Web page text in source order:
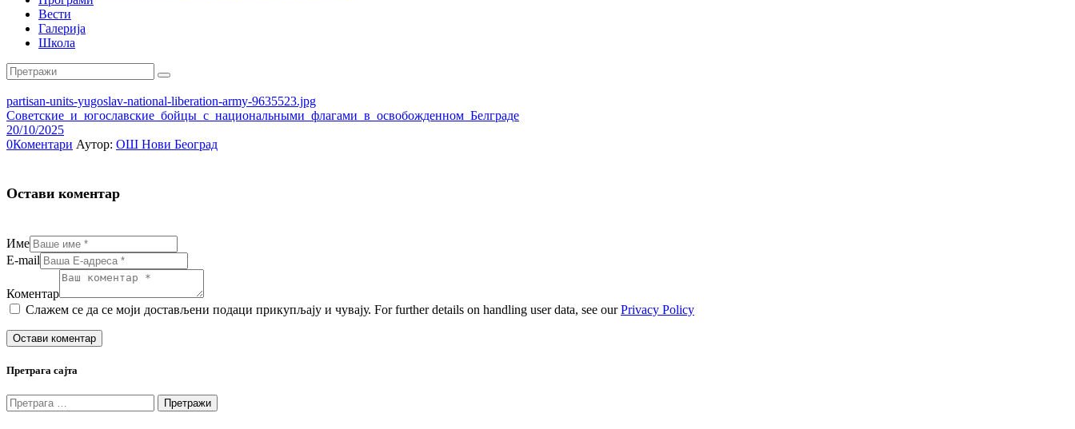
Вести
Галерија
Школа
partisan-units-yugoslav-national-liberation-army-9635523.jpg
Советские_и_югославские_бойцы_с_национальными_флагами_в_освобожденном_Белграде
20/10/2025
0Коментари Аутор: ОШ Нови Београд
Остави коментар
Име
E-mail
Коментар
Слажем се да се моји достављени подаци прикупљају и чувају. For further details on handling user data, see ourPrivacy Policy
Претрага сајта
Претрага
за: